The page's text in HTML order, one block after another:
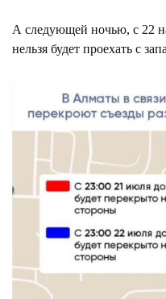
А следующей ночью, с 22
нельзя будет проехать с